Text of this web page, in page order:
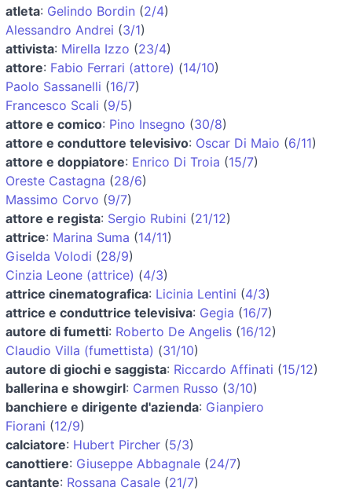
atleta: Gelindo Bordin (2/4)
Alessandro Andrei (3/1)
attivista: Mirella Izzo (23/4)
attore: Fabio Ferrari (attore) (14/10)
Paolo Sassanelli (16/7)
Francesco Scali (9/5)
attore e comico: Pino Insegno (30/8)
attore e conduttore televisivo: Oscar Di Maio (6/11)
attore e doppiatore: Enrico Di Troia (15/7)
Oreste Castagna (28/6)
Massimo Corvo (9/7)
attore e regista: Sergio Rubini (21/12)
attrice: Marina Suma (14/11)
Giselda Volodi (28/9)
Cinzia Leone (attrice) (4/3)
attrice cinematografica: Licinia Lentini (4/3)
attrice e conduttrice televisiva: Gegia (16/7)
autore di fumetti: Roberto De Angelis (16/12)
Claudio Villa (fumettista) (31/10)
autore di giochi e saggista: Riccardo Affinati (15/12)
ballerina e showgirl: Carmen Russo (3/10)
banchiere e dirigente d'azienda: Gianpiero
Fiorani (12/9)
calciatore: Hubert Pircher (5/3)
canottiere: Giuseppe Abbagnale (24/7)
cantante: Rossana Casale (21/7)